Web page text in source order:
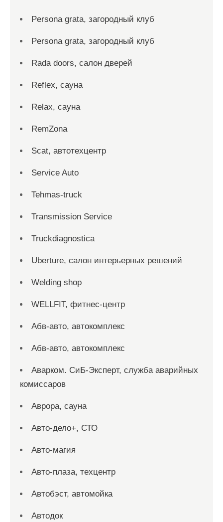
Persona grata, загородный клуб
Persona grata, загородный клуб
Rada doors, салон дверей
Reflex, сауна
Relax, сауна
RemZona
Scat, автотехцентр
Service Auto
Tehmas-truck
Transmission Service
Truckdiagnostica
Uberture, салон интерьерных решений
Welding shop
WELLFIT, фитнес-центр
Абв-авто, автокомплекс
Абв-авто, автокомплекс
Аварком. СиБ-Эксперт, служба аварийных
комиссаров
Аврора, сауна
Авто-дело+, СТО
Авто-магия
Авто-плаза, техцентр
Автобэст, автомойка
Автодок